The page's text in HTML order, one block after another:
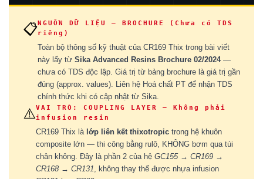
📋NGUỒN DỮ LIỆU — BROCHURE (Chưa có TDS
riêng)
Toàn bộ thông số kỹ thuật của CR169 Thix trong bài viết
này lấy từ Sika Advanced Resins Brochure 02/2024—
chưa có TDS độc lập. Giá trị từ bảng brochure là giá trị gần
đúng (approx. values). Liên hệ Hoá chất PT để nhận TDS
chính thức khi có cập nhật từ Sika.
⚠️VAI TRÒ: COUPLING LAYER — Không phải
infusion resin
CR169 Thix là lớp liên kết thixotropic trong hệ khuôn
composite lớn — thi công bằng rulô, KHÔNG bơm qua túi
chân không. Đây là phần 2 của hệ GC155 → CR169 →
CR168 → CR131 , không thay thế được nhựa infusion